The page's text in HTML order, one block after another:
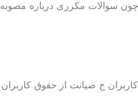
سوالات مکرری درباره
صیانت از حقوق کاربران ح